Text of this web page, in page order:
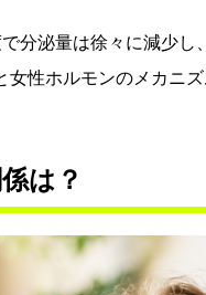
分泌量は徐々に減少
性ホルモンのメカニズ
は？